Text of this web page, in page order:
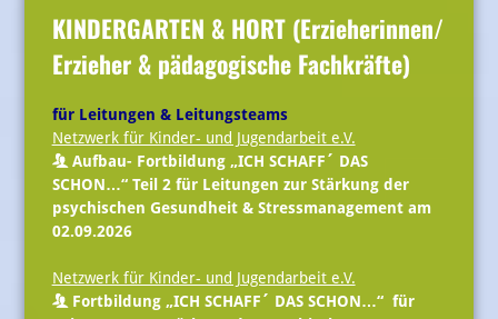
KINDERGARTEN & HORT (Erzieherinnen/
Erzieher & pädagogische Fachkräfte)
für Leitungen & Leitungsteams
Netzwerk für Kinder- und Jugendarbeit e.V.
Aufbau- Fortbildung „ICH SCHAFF´ DAS
SCHON…“ Teil 2 für Leitungen zur Stärkung der
psychischen Gesundheit & Stressmanagement am
02.09.2026
Netzwerk für Kinder- und Jugendarbeit e.V.
Fortbildung „ICH SCHAFF´ DAS SCHON…“ für